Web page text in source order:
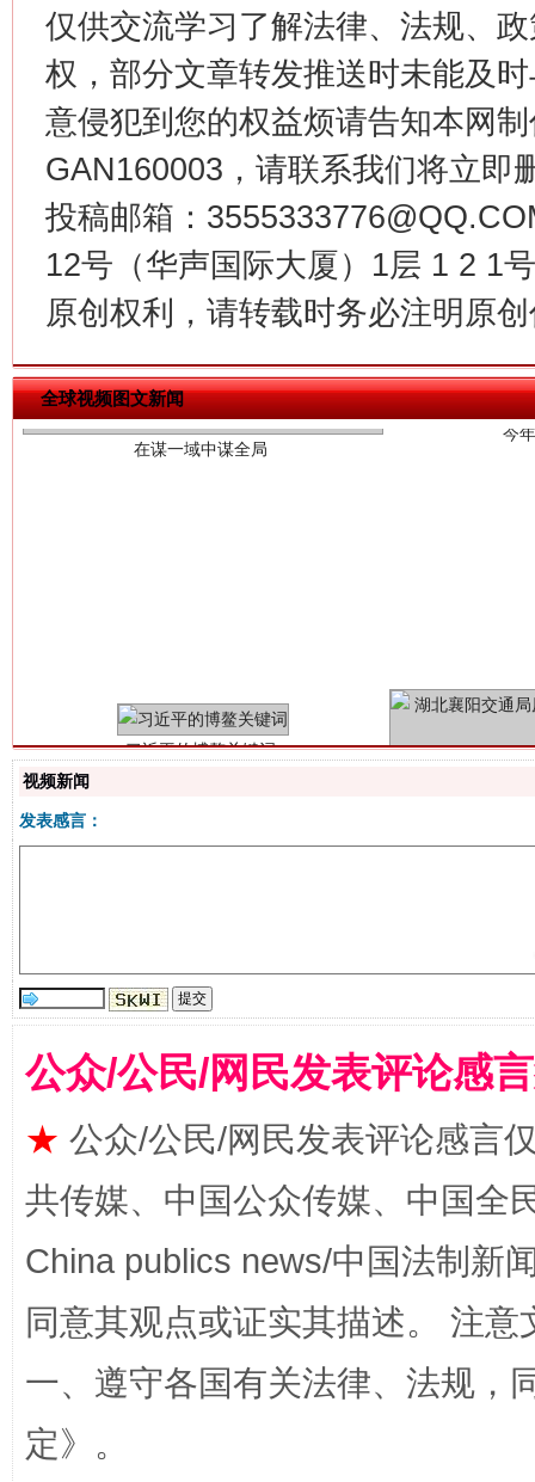
仅供交流学习了解法律、法规、
权，部分文章转发推送时未能及
意侵犯到您的权益烦请告知本网
GAN160003，请联系我们将立即
投稿邮箱：
12号（华声国际大厦）1层 1 2 1
原创权利，请转载时务必注明原
全球视频图文新闻
在谋一域中谋全局
今
视频新闻
发表感言：
公众/公民/网民发表评论感
★ 公众/公民/网民发表评论感言
共传媒、中国公众传媒、中国全
China publics news/中国法制新
同意其观点或证实其描述。 注
一、遵守各国有关法律、法规，
定》。